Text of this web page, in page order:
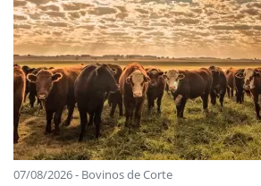
07/08/2026 - Bovinos de Corte